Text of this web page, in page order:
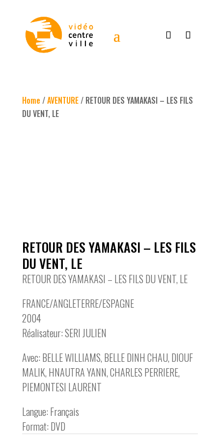
Home /AVENTURE/ RETOUR DES YAMAKASI – LES FILS
DU VENT, LE
RETOUR DES YAMAKASI – LES FILS
DU VENT, LE
RETOUR DES YAMAKASI – LES FILS DU VENT, LE
FRANCE/ANGLETERRE/ESPAGNE
2004
Réalisateur: SERI JULIEN
Avec: BELLE WILLIAMS, BELLE DINH CHAU, DIOUF
MALIK, HNAUTRA YANN, CHARLES PERRIERE,
PIEMONTESI LAURENT
Langue: Français
Format: DVD